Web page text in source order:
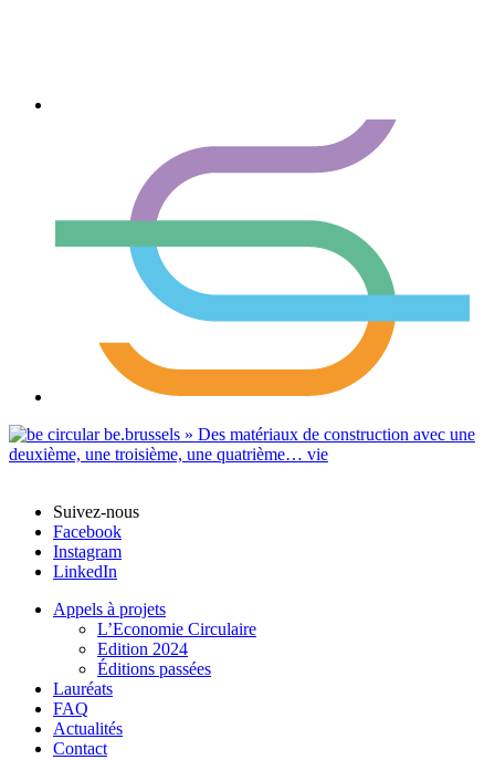
Suivez-nous
Facebook
Instagram
LinkedIn
Appels à projets
L’Economie Circulaire
Edition 2024
Éditions passées
Lauréats
FAQ
Actualités
Contact